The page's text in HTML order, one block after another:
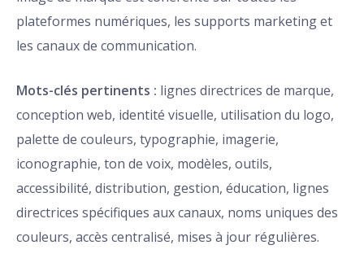
plateformes numériques, les supports marketing et
les canaux de communication.
Mots-clés pertinents : lignes directrices de marque,
conception web, identité visuelle, utilisation du logo,
palette de couleurs, typographie, imagerie,
iconographie, ton de voix, modèles, outils,
accessibilité, distribution, gestion, éducation, lignes
directrices spécifiques aux canaux, noms uniques des
couleurs, accès centralisé, mises à jour régulières.